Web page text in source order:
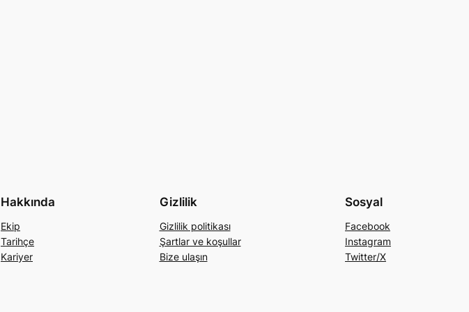
Hakkında
Ekip
Tarihçe
Kariyer
Gizlilik
Gizlilik politikası
Şartlar ve koşullar
Bize ulaşın
Sosyal
Facebook
Instagram
Twitter/X